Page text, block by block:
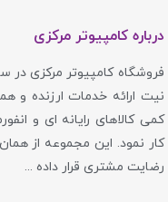
درباره کامپیوتر مرکزی
نیت ارائه خدمات ارزنده و
کمی کالاهای رایانه ای و
کار نمود. این مجموعه از
رضایت مشتری قرار داده ...